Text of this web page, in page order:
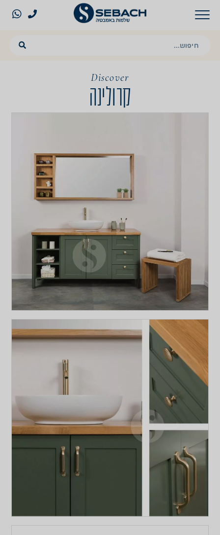
Discover
קרולינה